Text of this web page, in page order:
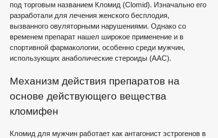
под торговым названием Кломид (Clomid). Изначально его
разработали для лечения женского бесплодия,
вызванного овуляторными нарушениями. Однако со
временем препарат нашел широкое применение и в
спортивной фармакологии, особенно среди мужчин,
использующих анаболические стероиды (ААС).
Механизм действия препаратов на
основе действующего вещества
кломифен
Кломид для мужчин работает как антагонист эстрогенов в